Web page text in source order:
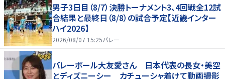
男子3日目（8/7）決勝トーナメント3、4回戦全12試
合結果と最終日（8/8）の試合予定【近畿インター
ハイ2026】
2026/08/07 15:25バレー
バレーボール大友愛さん 日本代表の長女・美空
とディズニーシー カチューシャ着けて動画撮影